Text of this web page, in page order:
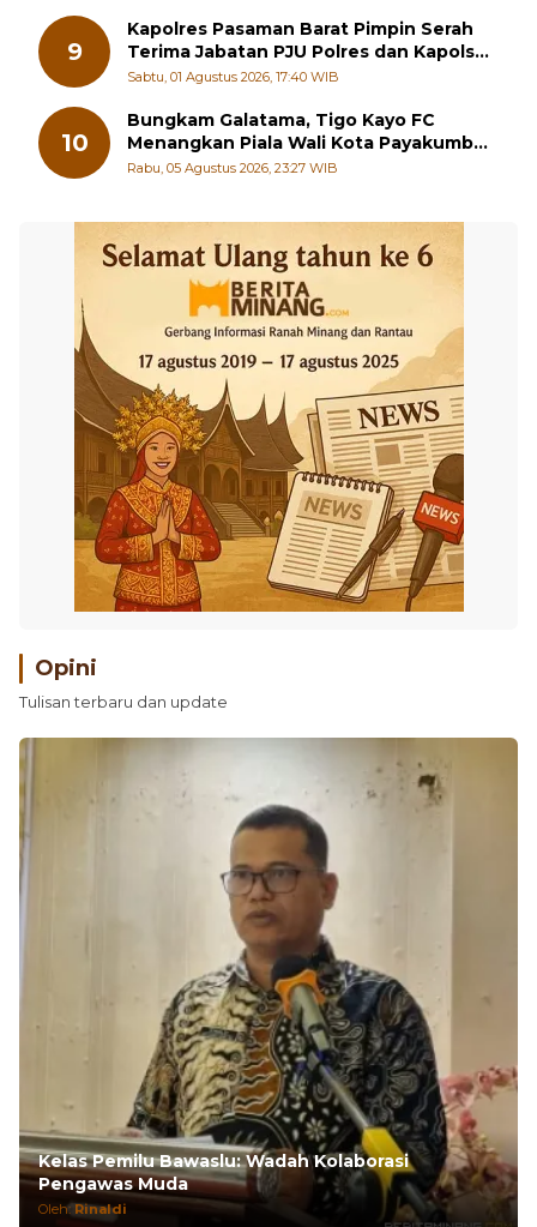
9
Kapolres Pasaman Barat Pimpin Serah
Terima Jabatan PJU Polres dan Kapolsek
Sungai Beremas
Sabtu, 01 Agustus 2026, 17:40 WIB
10
Bungkam Galatama, Tigo Kayo FC
Menangkan Piala Wali Kota Payakumbuh
Cup 2026
Rabu, 05 Agustus 2026, 23:27 WIB
Opini
Tulisan terbaru dan update
Kelas Pemilu Bawaslu: Wadah Kolaborasi
Pengawas Muda
Oleh: Rinaldi